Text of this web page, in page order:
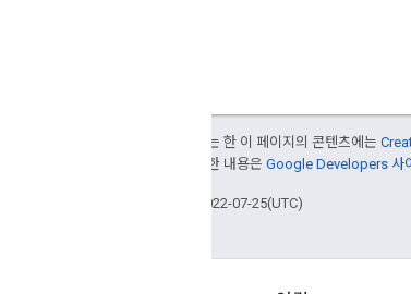
달리 명시되지 않는 한 이 페이지의 콘텐츠에는
부여됩니다. 자세한 내용은 Google Developers 사
최종 업데이트: 2022-07-25(UTC)